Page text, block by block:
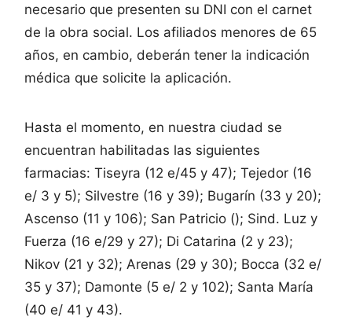
necesario que presenten su DNI con el carnet
de la obra social. Los afiliados menores de 65
años, en cambio, deberán tener la indicación
médica que solicite la aplicación.
Hasta el momento, en nuestra ciudad se
encuentran habilitadas las siguientes
farmacias: Tiseyra (12 e/45 y 47); Tejedor (16
e/ 3 y 5); Silvestre (16 y 39); Bugarín (33 y 20);
Ascenso (11 y 106); San Patricio (); Sind. Luz y
Fuerza (16 e/29 y 27); Di Catarina (2 y 23);
Nikov (21 y 32); Arenas (29 y 30); Bocca (32 e/
35 y 37); Damonte (5 e/ 2 y 102); Santa María
(40 e/ 41 y 43).